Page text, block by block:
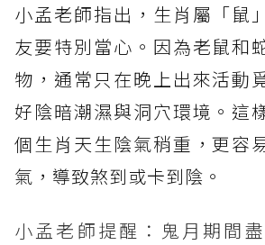
小孟老師指出，生肖屬「鼠
友要特別當心。因為老鼠和
物，通常只在晚上出來活動
好陰暗潮濕與洞穴環境。這
個生肖天生陰氣稍重，更容
氣，導致煞到或卡到陰。
小孟老師提醒：鬼月期間